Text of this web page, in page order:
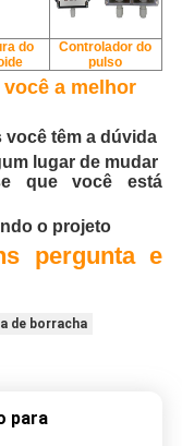
do
Controlador do
pulso
a melhor
têm a dúvida
lugar de mudar
que você está
o projeto
pergunta e
de borracha
para